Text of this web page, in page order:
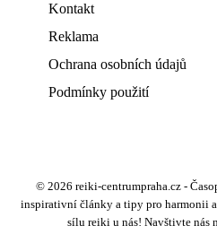
Kontakt
Reklama
Ochrana osobních údajů
Podmínky použití
© 2026 reiki-centrumpraha.cz -
inspirativní články a tipy pro harmonii
sílu reiki u nás! Navštivte nás